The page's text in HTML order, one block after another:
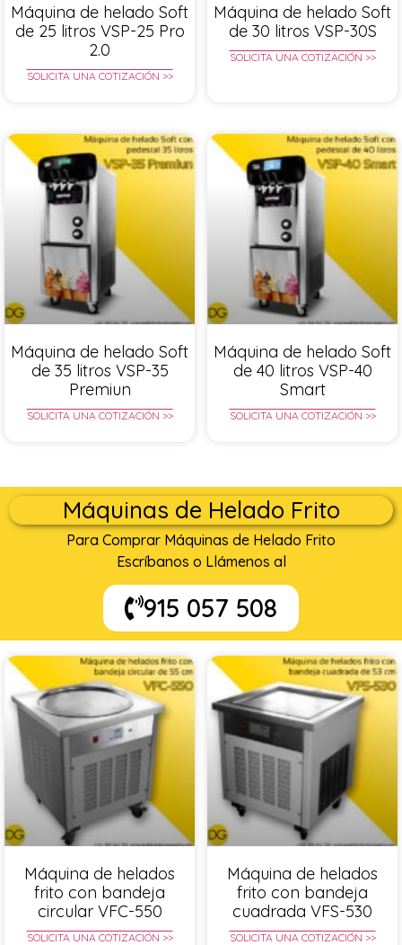
Máquina de helado Soft
de 25 litros VSP-25 Pro
2.0
SOLICITA UNA COTIZACIÓN >>
Máquina de helado Soft
de 30 litros VSP-30S
SOLICITA UNA COTIZACIÓN >>
Máquina de helado Soft
de 35 litros VSP-35
Premiun
SOLICITA UNA COTIZACIÓN >>
Máquina de helado Soft
de 40 litros VSP-40
Smart
SOLICITA UNA COTIZACIÓN >>
Máquinas de Helado Frito
Para Comprar Máquinas de Helado Frito
Escríbanos o Llámenos al
915 057 508
Máquina de helados
frito con bandeja
circular VFC-550
SOLICITA UNA COTIZACIÓN >>
Máquina de helados
frito con bandeja
cuadrada VFS-530
SOLICITA UNA COTIZACIÓN >>